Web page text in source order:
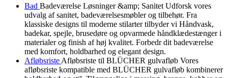
Bad Badeværelse Løsninger &amp; Sanitet Udforsk vores
udvalg af sanitet, badeværelsesmøbler og tilbehør. Fra
klassiske designs til moderne stilarter tilbyder vi Håndvask,
badekar, spejle, brusedøre og opvarmede håndklædestænger i
materialer og finish af høj kvalitet. Forbedr dit badeværelse
med komfort, holdbarhed og elegant design.
Afløbsriste Afløbsriste til BLÜCHER gulvafløb Vores
afløbsriste kompatible med BLÜCHER gulvafløb kombinerer